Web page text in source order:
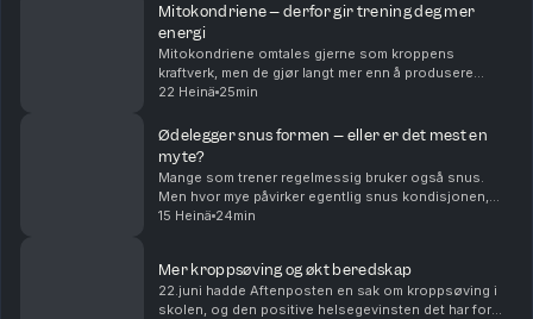
Mitokondriene – derfor gir trening deg mer
energi
Mitokondriene omtales gjerne som kroppens
kraftverk, men de gjør langt mer enn å produsere
energi. Ny forskning tyder på at de kan spille en
22 Heinä 25min
Ødelegger snus formen – eller er det mest en
myte?
Mange som trener regelmessig bruker også snus.
Men hvor mye påvirker egentlig snus kondisjonen,
prestasjonen og helsa? I denne episoden tar vi
15 Heinä 24min
Mer kroppsøving og økt beredskap
22.juni hadde Aftenposten en sak om kroppsøving i
skolen, og den positive helsegevinsten det har for